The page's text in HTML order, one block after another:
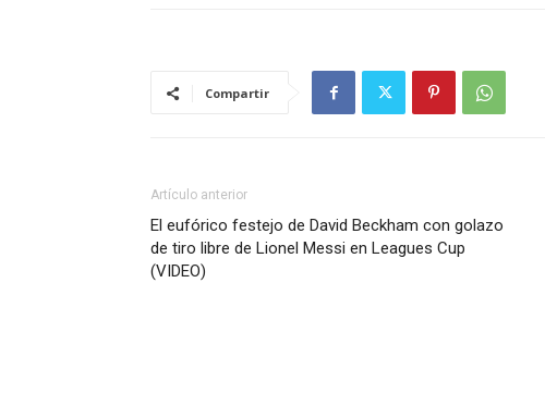
Compartir
Artículo anterior
El eufórico festejo de David Beckham con golazo
de tiro libre de Lionel Messi en Leagues Cup
(VIDEO)